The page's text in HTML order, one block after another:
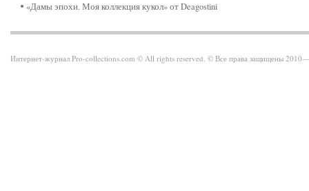
«Дамы эпохи. Моя коллекция кукол» от Deagostini
Интернет-журнал Pro-collections.com © All rights reserved. © Все права защищены